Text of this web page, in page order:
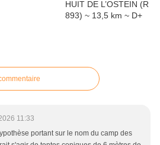
11:33
portant sur le nom du camp des